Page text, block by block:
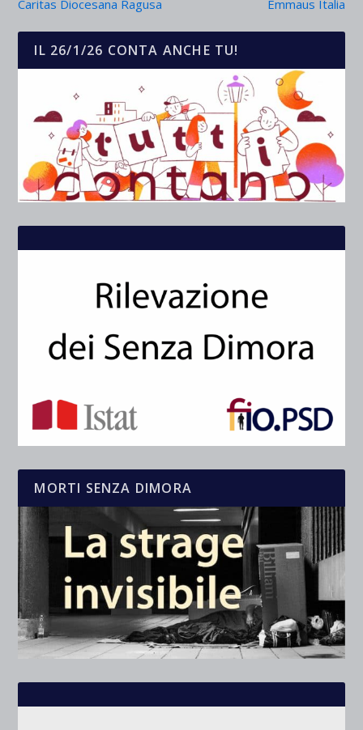
Caritas Diocesana Ragusa Emmaus Italia
IL 26/1/26 CONTA ANCHE TU!
MORTI SENZA DIMORA